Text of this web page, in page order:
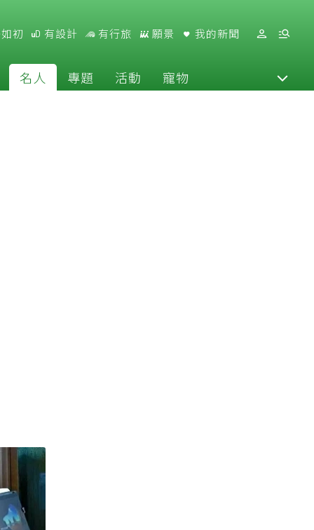
初 有設計 有行旅 願景 我的新聞
名人 專題 活動 寵物